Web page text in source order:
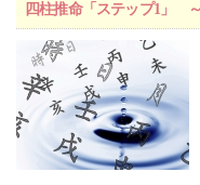
四柱推命「ステップ1」